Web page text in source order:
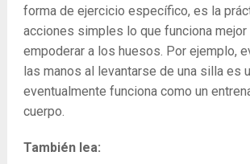
forma de ejercicio específico, es la
acciones simples lo que funciona mejor
empoderar a los huesos. Por ejemplo,
las manos al levantarse de una silla es
eventualmente funciona como un
cuerpo.
También lea: